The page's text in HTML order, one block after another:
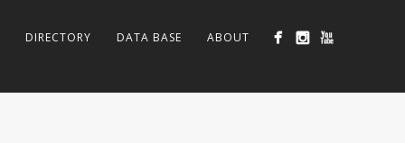
DIRECTORY DATA BASE ABOUT